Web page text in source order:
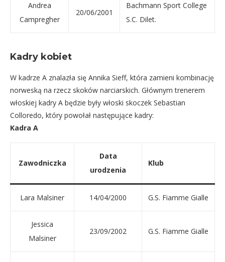
Andrea
Campregher
20/06/2001
Bachmann Sport College
S.C. Dilet.
Kadry kobiet
W kadrze A znalazła się Annika Sieff, która zamieni kombinację
norweską na rzecz skoków narciarskich. Głównym trenerem
włoskiej kadry A będzie były włoski skoczek Sebastian
Colloredo, który powołał następujące kadry:
Kadra A
Zawodniczka
Data
urodzenia
Klub
Lara Malsiner 14/04/2000 G.S. Fiamme Gialle
Jessica
Malsiner
23/09/2002 G.S. Fiamme Gialle